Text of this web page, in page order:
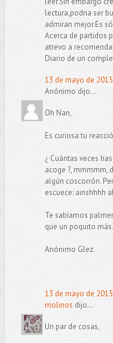
lectura,podria ser
admiran mejor.Es
Acerca de partidos
atrevo a
Diario de un
13 de mayo de
Anónimo dijo...
Oh Nan,
Es curiosa tu
¿ Cuántas veces
acoge ?, mmmmm,
algún coscorrón.
escuece: ainshhhh
Te sabíamos
que un poquito
Anónimo Glez.
13 de mayo de
molinos dijo...
Un par de cosas,